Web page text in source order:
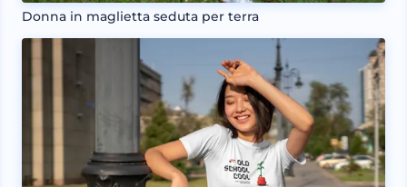
Donna in maglietta seduta per terra